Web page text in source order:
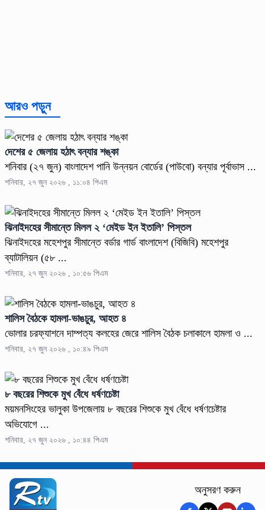
আরও পড়ুন
দেশের ৫ জেলায় হঠাৎ বন্যার শঙ্কা
শনিবার (২৭ জুন) বাংলাদেশ পানি উন্নয়ন বোর্ডের (পাউবো) বন্যার পূর্বাভাস ...
শনিবার, ২৭ জুন ২০২৬ , ১১:০৪ পিএম
ঝিনাইদহের সীমান্তে মিলল ২ ‘মেইড ইন ইতালি’ পিস্তল
ঝিনাইদহের মহেশপুর সীমান্তে বর্ডার গার্ড বাংলাদেশ (বিজিবি) মহেশপুর
ব্যাটালিয়ন (৫৮ ...
শনিবার, ২৭ জুন ২০২৬ , ১০:৫৬ পিএম
শালিস বৈঠকে হামলা-ভাঙচুর, আহত ৪
ভোলার চরফ্যাশনে দাম্পত্য কলহের জেরে শালিস বৈঠক চলাকালে হামলা ও ...
শনিবার, ২৭ জুন ২০২৬ , ১০:৪৯ পিএম
৮ বছরের শিশুকে মুখ বেঁধে ধর্ষণচেষ্টা
ময়মনসিংহের ভালুকা উপজেলায় ৮ বছরের শিশুকে মুখ বেঁধে ধর্ষণচেষ্টার
অভিযোগে ...
শনিবার, ২৭ জুন ২০২৬ , ১০:৪৪ পিএম
অনুসরণ করুন